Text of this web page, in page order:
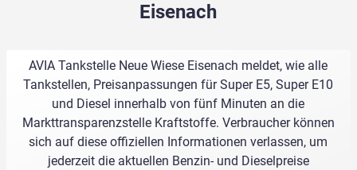
Eisenach
AVIA Tankstelle Neue Wiese Eisenach meldet, wie alle
Tankstellen, Preisanpassungen für Super E5, Super E10
und Diesel innerhalb von fünf Minuten an die
Markttransparenzstelle Kraftstoffe. Verbraucher können
sich auf diese offiziellen Informationen verlassen, um
jederzeit die aktuellen Benzin- und Dieselpreise